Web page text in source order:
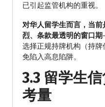
已引起监管机构的重视。
对华人留学生而言，当
烈、条款最透明的窗口期
选择正规持牌机构（持牌
免陷入高息陷阱。
3.3 留学生
考量